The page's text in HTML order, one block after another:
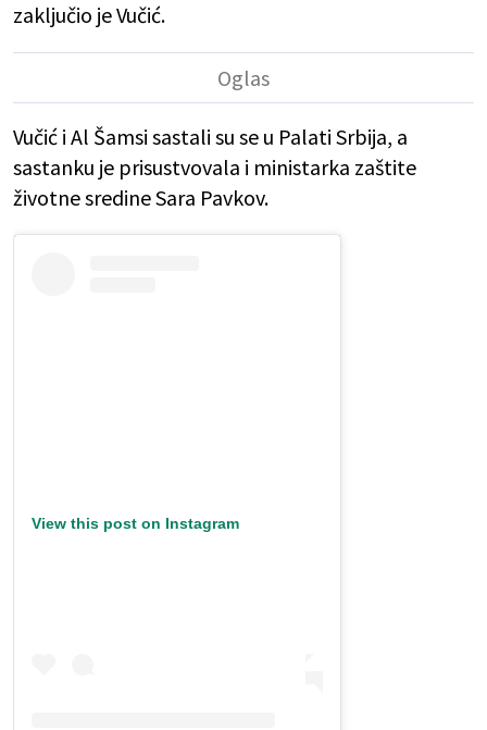
zaključio je Vučić.
Vučić i Al Šamsi sastali su se u Palati Srbija, a
sastanku je prisustvovala i ministarka zaštite
životne sredine Sara Pavkov.
View this post on Instagram